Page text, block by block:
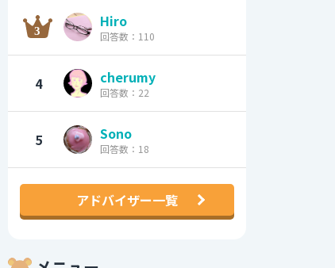
Hiro
回答数：110
4 cherumy
回答数：22
5 Sono
回答数：18
アドバイザー一覧